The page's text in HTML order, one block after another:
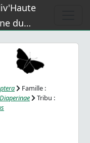
du
Famille :
Diaperinae
Tribu :